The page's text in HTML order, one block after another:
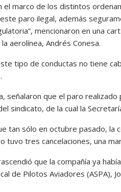
el marco de los distintos
paro ilegal, además
mencionaron en una
aerolínea, Andrés Conesa.
tipo de conductas no tiene
señalaron que el paro
sindicato, de la cual la
tan sólo en octubre pasado, la
tuvo tres cancelaciones, una
que la compañía ya
de Pilotos Aviadores (ASPA),